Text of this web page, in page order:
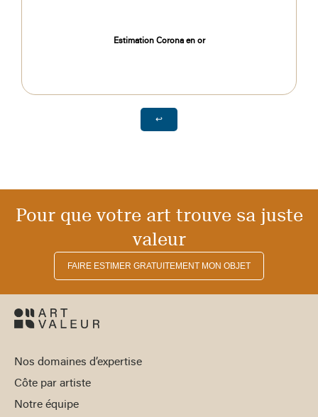
Estimation Corona en or
↩
Pour que votre art trouve sa juste
valeur
FAIRE ESTIMER GRATUITEMENT MON OBJET
Nos domaines d’expertise
Côte par artiste
Notre équipe